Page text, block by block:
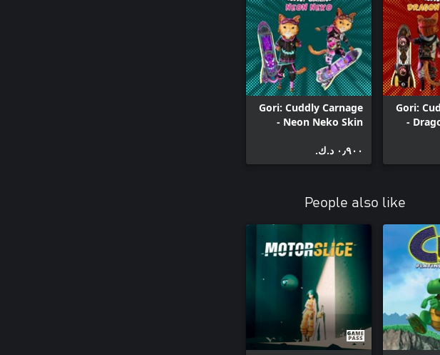
Gori:
-
Gori: Cuddly Carnage
- Neon Neko Skin
٠٫٩٠٠ د.ك.‏
People also like